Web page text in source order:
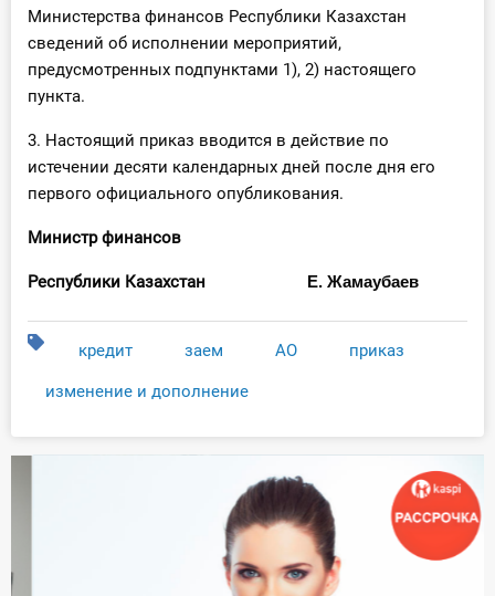
Министерства финансов Республики Казахстан
сведений об исполнении мероприятий,
предусмотренных подпунктами 1), 2) настоящего
пункта.
3. Настоящий приказ вводится в действие по
истечении десяти календарных дней после дня его
первого официального опубликования.
Министр финансов
Республики Казахстан Е. Жамаубаев
кредит заем АО приказ
изменение и дополнение